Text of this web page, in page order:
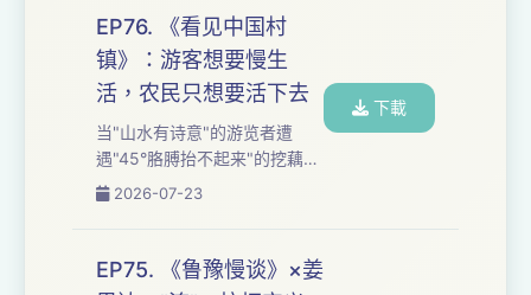
生活。 时间轴： 02...
拳教育》聊到《世界的主
人》，讨论“为你好”的爱为何可
能变成控制，以及以暴制暴究
竟是正义的反击，还是另一种
伤害。当世界试图替你定义命
运，你可以温柔地收好伤口，
不是软弱，愤怒也不是失控，
轴： 02:03 "教权保...
EP76. 《看见中国村
镇》：游客想要慢生
活，农民只想要活下去
当"山水有诗意"的游览者遭
遇"45°胳膊抬不起来"的挖藕
人，我们把遇真纪事"没有滤镜
退休金"到"潮汐效应的悬空"，
在游览者的滤镜与生存者的困
2026-07-23
下載
EP75. 《鲁豫慢谈》×姜